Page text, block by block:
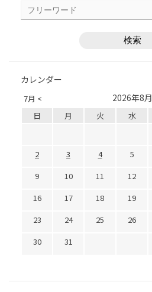
カレンダー
7月 < 2026年8月
日 月 火 水
2
3 4 5
9
10 11 12
16
17 18 19
23
24 25 26
30
31